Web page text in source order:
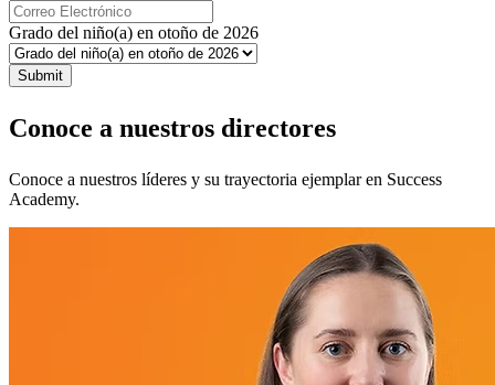
Grado del niño(a) en otoño de 2026
Submit
Conoce a nuestros directores
Conoce a nuestros líderes y su trayectoria ejemplar en Success
Academy.